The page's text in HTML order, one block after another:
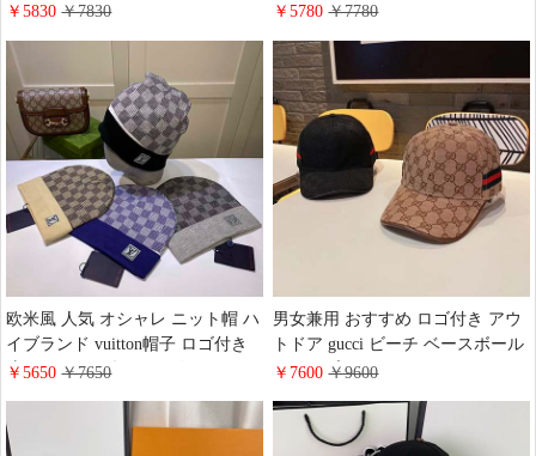
ール 店舗 Dior帽子 ハイブランド
能人愛用
￥5830￥7830
麗 アウトドア ニット帽 店舗 日常
￥5780￥7780
欧米風 人気 オシャレ ニット帽 ハ
イブランド vuitton帽子 ロゴ付き
流行り ニット帽 ルイヴィトン 男
￥5650￥7650
男女兼用 おすすめ ロゴ付き アウ
トドア gucci ビーチ ベースボール
キャップ スポーツ コットン ハイ
送料無料 ツバ スポーツ風 売れ筋
￥7600￥9600